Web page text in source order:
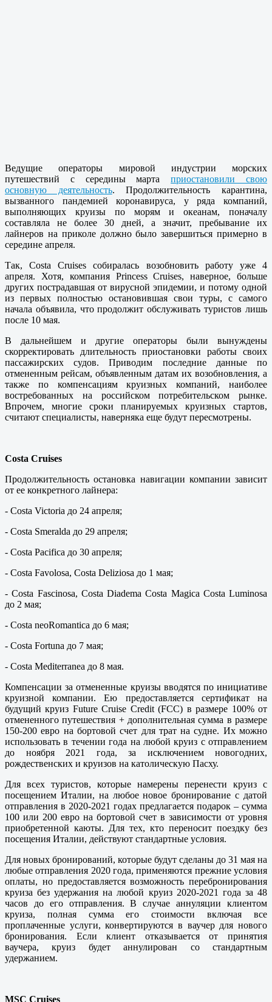
Ведущие операторы мировой индустрии морских
путешествий с середины мартаприостановили свою
основную деятельность. Продолжительность карантина,
вызванного пандемией коронавируса, у ряда компаний,
выполняющих круизы по морям и океанам, поначалу
составляла не более 30 дней, а значит, пребывание их
лайнеров на приколе должно было завершиться примерно в
середине апреля.
Так, Costa Cruises собиралась возобновить работу уже 4
апреля. Хотя, компания Princess Cruises, наверное, больше
других пострадавшая от вирусной эпидемии, и потому одной
из первых полностью остановившая свои туры, с самого
начала объявила, что продолжит обслуживать туристов лишь
после 10 мая.
В дальнейшем и другие операторы были вынуждены
скорректировать длительность приостановки работы своих
пассажирских судов. Приводим последние данные по
отмененным рейсам, объявленным датам их возобновления, а
также по компенсациям круизных компаний, наиболее
востребованных на российском потребительском рынке.
Впрочем, многие сроки планируемых круизных стартов,
считают специалисты, наверняка еще будут пересмотрены.
Costa Cruises
Продолжительность остановка навигации компании зависит
от ее конкретного лайнера:
- Costa Victoria до 24 апреля;
- Costa Smeralda до 29 апреля;
- Costa Pacifica до 30 апреля;
- Costa Favolosa, Costa Deliziosa до 1 мая;
- Costa Fascinosa, Costa Diadema Costa Magica Costa Luminosa
до 2 мая;
- Costa neoRomantica до 6 мая;
- Costa Fortuna до 7 мая;
- Costa Mediterranea до 8 мая.
Компенсации за отмененные круизы вводятся по инициативе
круизной компании. Ею предоставляется сертификат на
будущий круиз Future Cruise Credit (FСС) в размере 100% от
отмененного путешествия + дополнительная сумма в размере
150-200 евро на бортовой счет для трат на судне. Их можно
использовать в течении года на любой круиз с отправлением
до ноября 2021 года, за исключением новогодних,
рождественских и круизов на католическую Пасху.
Для всех туристов, которые намерены перенести круиз с
посещением Италии, на любое новое бронирование с датой
отправления в 2020-2021 годах предлагается подарок – сумма
100 или 200 евро на бортовой счет в зависимости от уровня
приобретенной каюты. Для тех, кто переносит поездку без
посещения Италии, действуют стандартные условия.
Для новых бронирований, которые будут сделаны до 31 мая на
любые отправления 2020 года, применяются прежние условия
оплаты, но предоставляется возможность перебронирования
круиза без удержания на любой круиз 2020-2021 года за 48
часов до его отправления. В случае аннуляции клиентом
круиза, полная сумма его стоимости включая все
проплаченные услуги, конвертируются в ваучер для нового
бронирования. Если клиент отказывается от принятия
ваучера, круиз будет аннулирован со стандартным
удержанием.
MSC Cruises